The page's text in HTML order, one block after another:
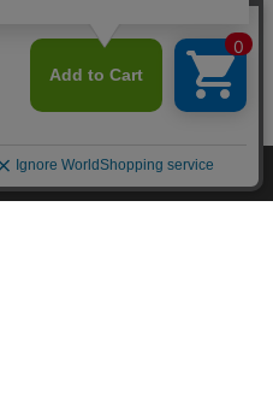
イン お気に入り お知らせ